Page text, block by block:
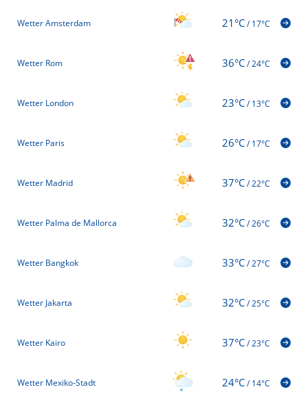
Wetter Amsterdam 21°C/17°C
Wetter Rom 36°C/24°C
Wetter London 23°C/13°C
Wetter Paris 26°C/17°C
Wetter Madrid 37°C/22°C
Wetter Palma de Mallorca 32°C/26°C
Wetter Bangkok 33°C/27°C
Wetter Jakarta 32°C/25°C
Wetter Kairo 37°C/23°C
Wetter Mexiko-Stadt 24°C/14°C